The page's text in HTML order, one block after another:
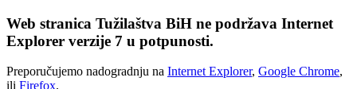
Web stranica Tužilaštva BiH ne podržava Internet
Explorer verzije 7 u potpunosti.
Preporučujemo nadogradnju na Internet Explorer, Google Chrome,
ili Firefox.